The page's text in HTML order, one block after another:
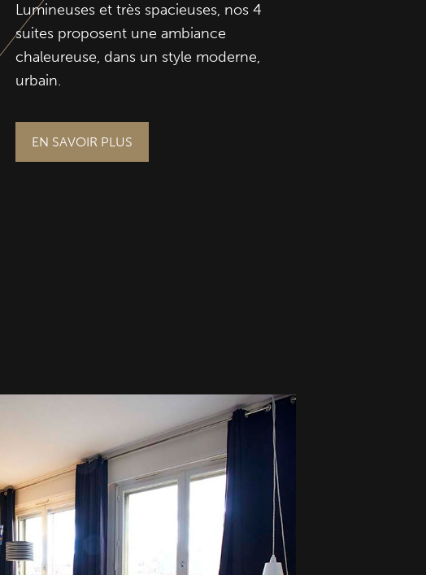
Lumineuses et très spacieuses, nos 4
suites proposent une ambiance
chaleureuse, dans un style moderne,
urbain.
EN SAVOIR PLUS